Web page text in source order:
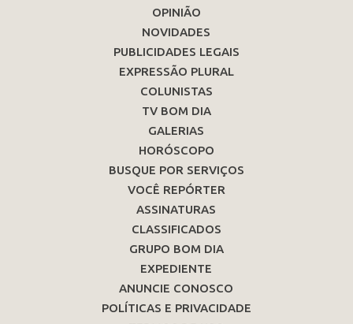
OPINIÃO
NOVIDADES
PUBLICIDADES LEGAIS
EXPRESSÃO PLURAL
COLUNISTAS
TV BOM DIA
GALERIAS
HORÓSCOPO
BUSQUE POR SERVIÇOS
VOCÊ REPÓRTER
ASSINATURAS
CLASSIFICADOS
GRUPO BOM DIA
EXPEDIENTE
ANUNCIE CONOSCO
POLÍTICAS E PRIVACIDADE